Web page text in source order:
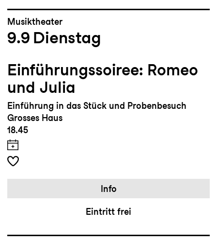
Musiktheater
9.9 Dienstag
Einführungssoiree: Romeo
und Julia
Einführung in das Stück und Probenbesuch
Grosses Haus
18.45
Info
Eintritt frei